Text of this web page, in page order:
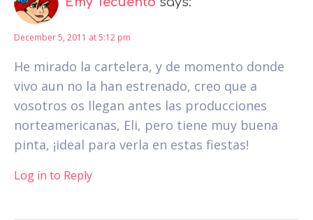
December 5, 2011 at 5:12 pm
He mirado la cartelera, y de momento donde
vivo aun no la han estrenado, creo que a
vosotros os llegan antes las producciones
norteamericanas, Eli, pero tiene muy buena
pinta, ¡ideal para verla en estas fiestas!
Log in to Reply